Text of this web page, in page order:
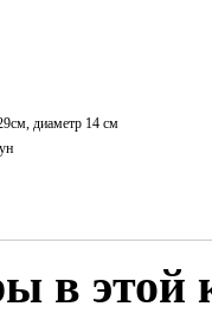
диаметр 14 см
в этой